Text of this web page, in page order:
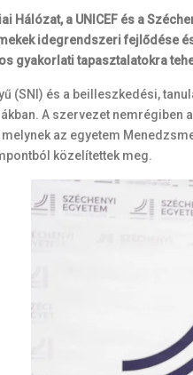
Hálózat, a UNICEF és a
idegrendszeri fejlődése
gyakorlati tapasztalatokra
(SNI) és a beilleszkedési,
A szervezet nemrégiben
az egyetem
közelítettek meg.